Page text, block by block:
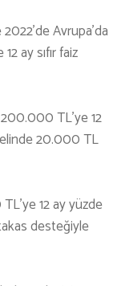
Avrupa’da
ay sıfır faiz
TL’ye 12
20.000 TL
12 ay yüzde
desteğiyle